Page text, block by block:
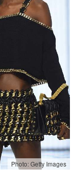
Photo: Getty Images